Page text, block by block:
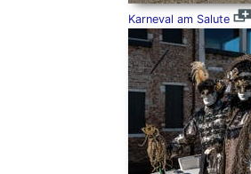
Karneval am Salute